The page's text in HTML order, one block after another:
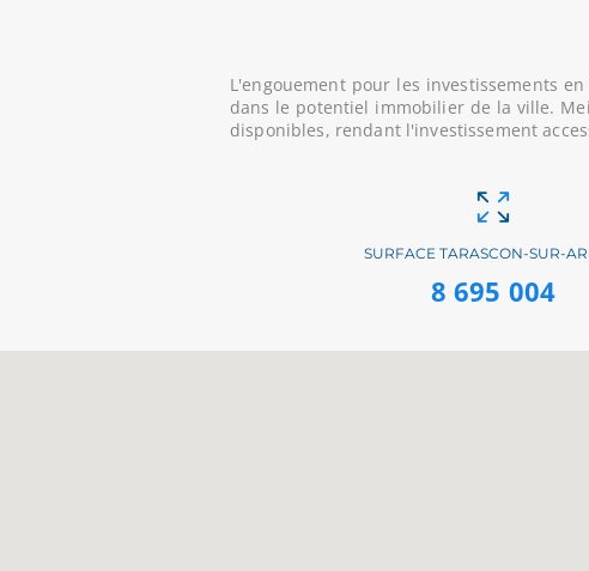
L'engouement pour les investissements en
dans le potentiel immobilier de la ville.
disponibles, rendant l'investissement
SURFACE TARASCON-SUR-
8 695 004